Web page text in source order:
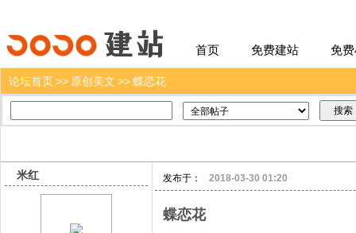
建站 首页 免费建站 免
论坛首页>> 原创美文 >>蝶恋花
米红 发布于： 2018-03-30 01:20
蝶恋花